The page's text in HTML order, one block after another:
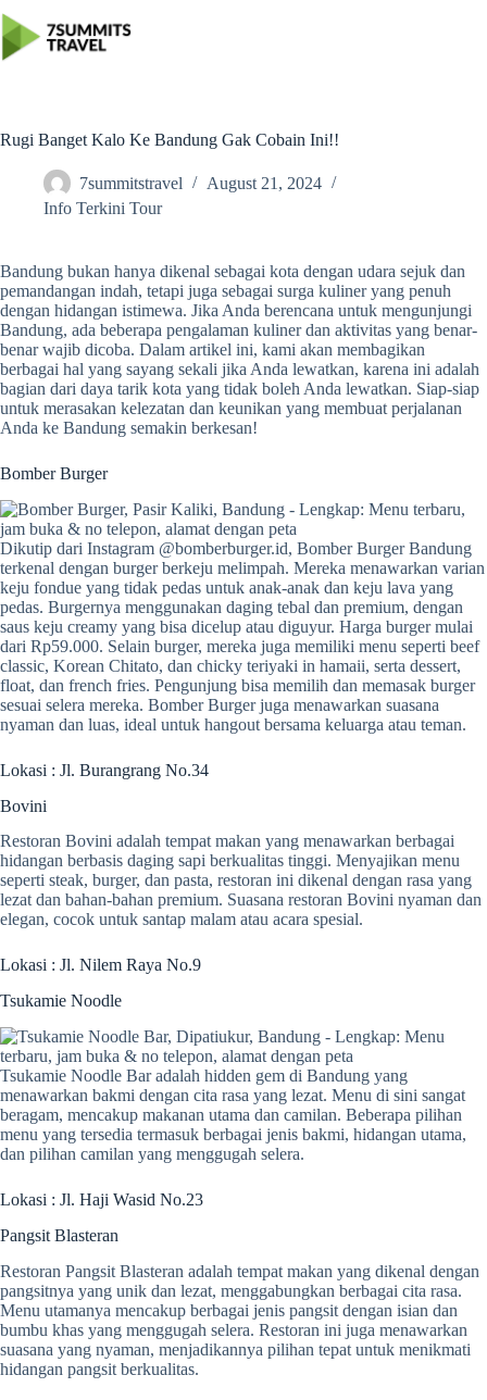
to
content
Rugi Banget Kalo Ke Bandung Gak Cobain Ini!!
7summitstravel
August 21, 2024
Info Terkini Tour
Bandung bukan hanya dikenal sebagai kota dengan udara sejuk dan
pemandangan indah, tetapi juga sebagai surga kuliner yang penuh
dengan hidangan istimewa. Jika Anda berencana untuk mengunjungi
Bandung, ada beberapa pengalaman kuliner dan aktivitas yang benar-
benar wajib dicoba. Dalam artikel ini, kami akan membagikan
berbagai hal yang sayang sekali jika Anda lewatkan, karena ini adalah
bagian dari daya tarik kota yang tidak boleh Anda lewatkan. Siap-siap
untuk merasakan kelezatan dan keunikan yang membuat perjalanan
Anda ke Bandung semakin berkesan!
Bomber Burger
Dikutip dari Instagram @bomberburger.id, Bomber Burger Bandung
terkenal dengan burger berkeju melimpah. Mereka menawarkan varian
keju fondue yang tidak pedas untuk anak-anak dan keju lava yang
pedas. Burgernya menggunakan daging tebal dan premium, dengan
saus keju creamy yang bisa dicelup atau diguyur. Harga burger mulai
dari Rp59.000. Selain burger, mereka juga memiliki menu seperti beef
classic, Korean Chitato, dan chicky teriyaki in hamaii, serta dessert,
float, dan french fries. Pengunjung bisa memilih dan memasak burger
sesuai selera mereka. Bomber Burger juga menawarkan suasana
nyaman dan luas, ideal untuk hangout bersama keluarga atau teman.
Lokasi : Jl. Burangrang No.34
Bovini
Restoran Bovini adalah tempat makan yang menawarkan berbagai
hidangan berbasis daging sapi berkualitas tinggi. Menyajikan menu
seperti steak, burger, dan pasta, restoran ini dikenal dengan rasa yang
lezat dan bahan-bahan premium. Suasana restoran Bovini nyaman dan
elegan, cocok untuk santap malam atau acara spesial.
Lokasi : Jl. Nilem Raya No.9
Tsukamie Noodle
Tsukamie Noodle Bar adalah hidden gem di Bandung yang
menawarkan bakmi dengan cita rasa yang lezat. Menu di sini sangat
beragam, mencakup makanan utama dan camilan. Beberapa pilihan
menu yang tersedia termasuk berbagai jenis bakmi, hidangan utama,
dan pilihan camilan yang menggugah selera.
Lokasi : Jl. Haji Wasid No.23
Pangsit Blasteran
Restoran Pangsit Blasteran adalah tempat makan yang dikenal dengan
pangsitnya yang unik dan lezat, menggabungkan berbagai cita rasa.
Menu utamanya mencakup berbagai jenis pangsit dengan isian dan
bumbu khas yang menggugah selera. Restoran ini juga menawarkan
suasana yang nyaman, menjadikannya pilihan tepat untuk menikmati
hidangan pangsit berkualitas.